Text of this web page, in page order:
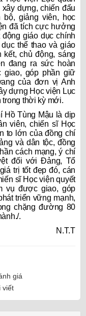
dựng, chiến đấu
bộ, giảng viên, học
đã tích cực hưởng
giáo dục chính
thể thao và giáo
kết, chủ động, sáng
đang ra sức hoàn
giao, góp phần giữ
của đơn vị Anh
dựng Học viện Lục
trong thời kỳ mới.
Hồ Tùng Mậu là dịp
viên, chiến sĩ Học
to lớn của đồng chí
và dân tộc, đồng
cách mạng, ý chí
đối với Đảng, Tổ
trị tốt đẹp đó, cán
sĩ Học viện quyết
vụ được giao, góp
triển vững mạnh,
chặng đường 80
.
N.T.T
giá
viết